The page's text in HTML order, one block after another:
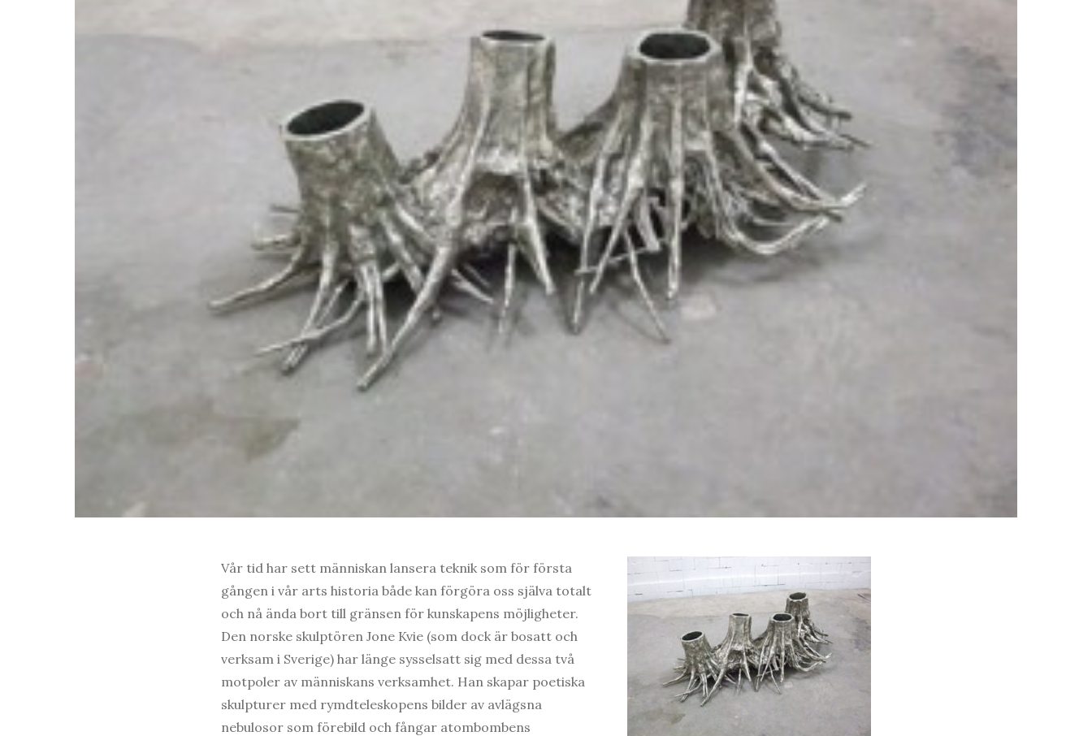
Vår tid har sett människan lansera teknik som för första
gången i vår arts historia både kan förgöra oss själva totalt
och nå ända bort till gränsen för kunskapens möjligheter.
Den norske skulptören Jone Kvie (som dock är bosatt och
verksam i Sverige) har länge sysselsatt sig med dessa två
motpoler av människans verksamhet. Han skapar poetiska
skulpturer med rymdteleskopens bilder av avlägsna
nebulosor som förebild och fångar atombombens